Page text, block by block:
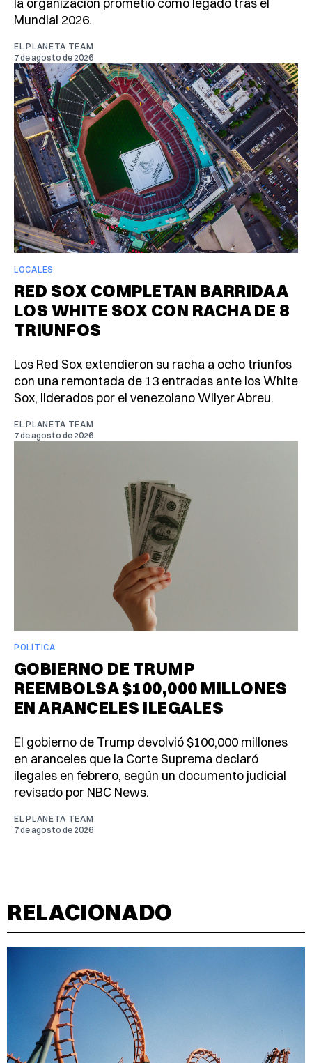
Mundial 2026.
EL PLANETA TEAM
7 de agosto de 2026
LOCALES
RED SOX COMPLETAN BARRIDA A
LOS WHITE SOX CON RACHA DE 8
TRIUNFOS
Los Red Sox extendieron su racha a ocho triunfos
con una remontada de 13 entradas ante los White
Sox, liderados por el venezolano Wilyer Abreu.
EL PLANETA TEAM
7 de agosto de 2026
POLÍTICA
GOBIERNO DE TRUMP
REEMBOLSA $100,000 MILLONES
EN ARANCELES ILEGALES
El gobierno de Trump devolvió $100,000 millones
en aranceles que la Corte Suprema declaró
ilegales en febrero, según un documento judicial
revisado por NBC News.
EL PLANETA TEAM
7 de agosto de 2026
RELACIONADO